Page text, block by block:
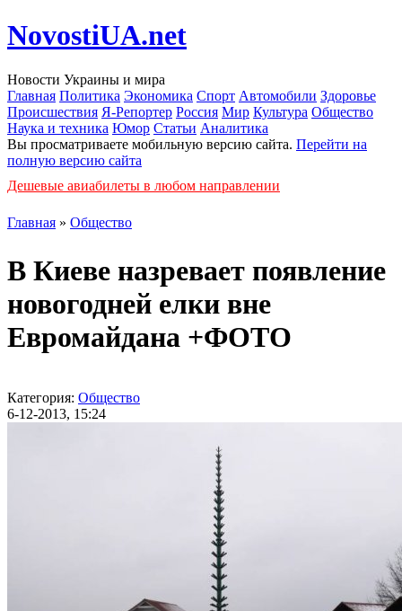
NovostiUA.net
Новости Украины и мира
Главная Политика Экономика Спорт Автомобили Здоровье
Происшествия Я-Репортер Россия Мир Культура Общество
Наука и техника Юмор Статьи Аналитика
Вы просматриваете мобильную версию сайта. Перейти на
полную версию сайта
Дешевые авиабилеты в любом направлении
Главная » Общество
В Киеве назревает появление
новогодней елки вне
Евромайдана +ФОТО
Категория: Общество
6-12-2013, 15:24